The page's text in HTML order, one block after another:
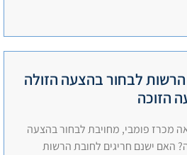
הרשות לבחור בהצעה הזולה
הזוכה
מכרז פומבי, מחויבת לבחור בהצעה
האם ישנם חריגים לחובת הרשות